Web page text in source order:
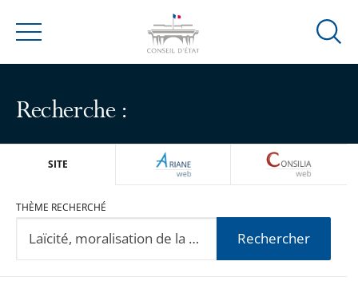
Menu
Ouvrir
Recherche :
SITE ARIANEWEB
THÈME RECHERCHÉ
Rechercher